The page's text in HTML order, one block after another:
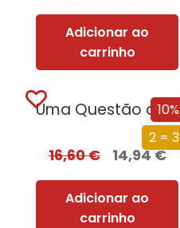
Adicionar ao
carrinho
10%
2 = 3
Uma Questão de Morte e de Vida
16,60€ 14,94€
Adicionar ao
carrinho